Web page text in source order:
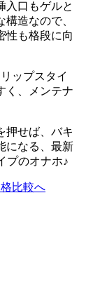
入口もゲルと
造なので、
性も格段に向
ップスタイ
く、メンテナ
押せば、バキ
になる、最新
プのオナホ♪
比較へ